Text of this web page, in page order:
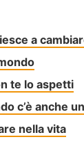
a
te lo aspetti
c’è anche
nella vita